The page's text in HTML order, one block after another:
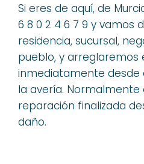
Si eres de aquí, de
6 8 0 2 4 6 7 9 y vamos
residencia, sucursal,
pueblo, y arreglaremos
inmediatamente desde
la avería.
reparación finalizada
daño.